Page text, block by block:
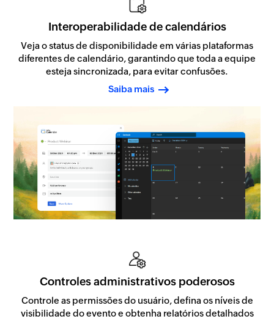
Interoperabilidade de calendários
Veja o status de disponibilidade em várias plataformas
diferentes de calendário, garantindo que toda a equipe
esteja sincronizada, para evitar confusões.
Saiba mais
Controles administrativos poderosos
Controle as permissões do usuário, defina os níveis de
visibilidade do evento e obtenha relatórios detalhados